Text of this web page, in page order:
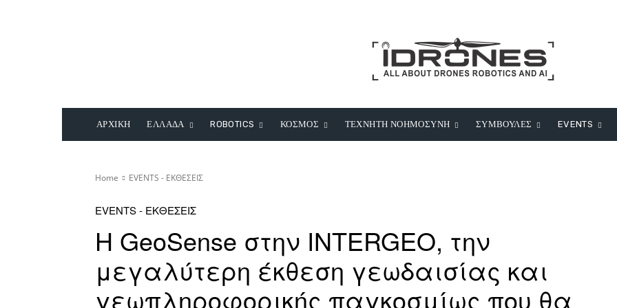
ΑΡΧΙΚΗ ΕΛΛΑΔΑ ROBOTICS ΚΟΣΜΟΣ ΤΕΧΝΗΤΗ ΝΟΗΜΟΣΥΝΗ ΣΥΜΒΟΥΛΕΣ EVENTS
Home EVENTS - ΕΚΘΕΣΕΙΣ
EVENTS - ΕΚΘΕΣΕΙΣ
Η GeoSense στην INTERGEO, την
μεγαλύτερη έκθεση γεωδαισίας και
γεωπληροφορικής παγκοσμίως που θα